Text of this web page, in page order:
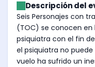
Descripción del
Seis Personajes con
(TOC) se conocen
psiquiatra con el fin
el psiquiatra no
vuelo ha sufrido un